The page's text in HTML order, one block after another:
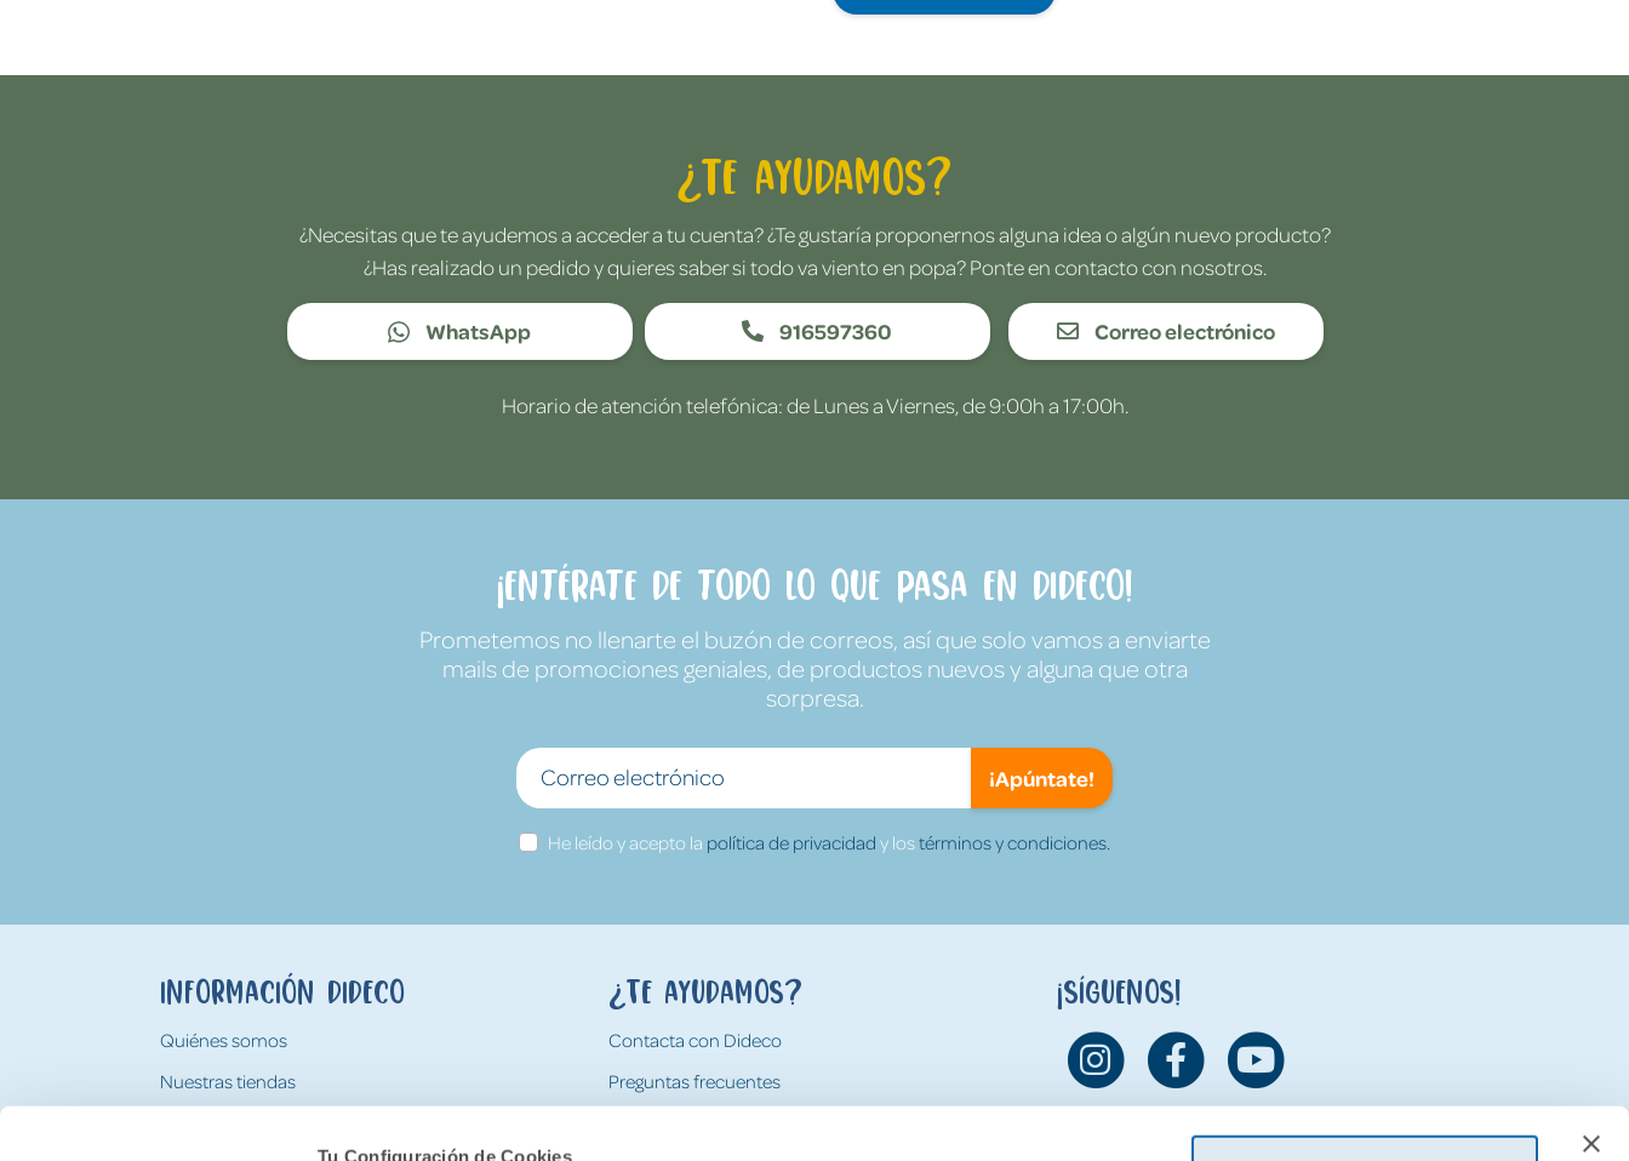
Tu Configuración de Cookies
¿Te ayudamos?
¿Necesitas que te ayudemos a acceder a tu cuenta? ¿Te gustaría proponernos alguna idea o algún nuevo producto?
¿Has realizado un pedido y quieres saber si todo va viento en popa? Ponte en contacto con nosotros.
WhatsApp 916597360 Correo electrónico
Horario de atención telefónica: de Lunes a Viernes, de 9:00h a 17:00h.
¡Entérate de todo lo que pasa en Dideco!
Prometemos no llenarte el buzón de correos, así que solo vamos a enviarte
mails de promociones geniales, de productos nuevos y alguna que otra
sorpresa.
¡Apúntate!
He leído y acepto la política de privacidad y lostérminos y condiciones.
Información Dideco
Quiénes somos
Nuestras tiendas
¿Te ayudamos?
Contacta con Dideco
Preguntas frecuentes
¡Síguenos!